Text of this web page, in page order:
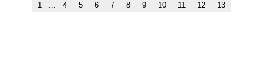
1 ... 4 5 6 7 8 9 10 11 12 13